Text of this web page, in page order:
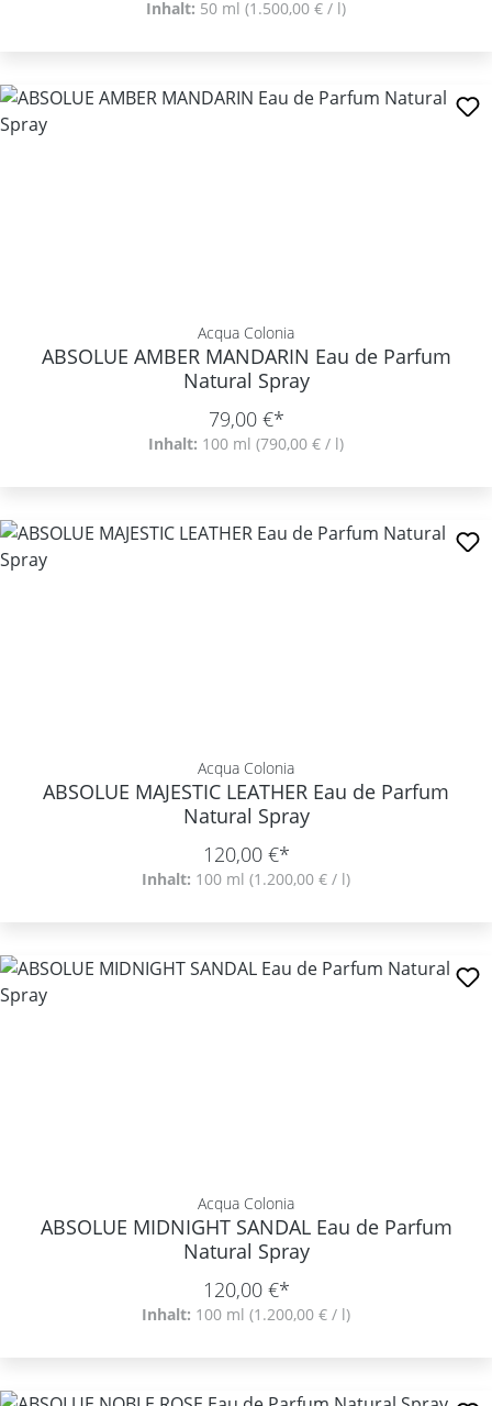
Inhalt: 50 ml (1.500,00 € / l)
Acqua Colonia
ABSOLUE AMBER MANDARIN Eau de Parfum
Natural Spray
79,00 €*
Inhalt: 100 ml (790,00 € / l)
Acqua Colonia
ABSOLUE MAJESTIC LEATHER Eau de Parfum
Natural Spray
120,00 €*
Inhalt: 100 ml (1.200,00 € / l)
Acqua Colonia
ABSOLUE MIDNIGHT SANDAL Eau de Parfum
Natural Spray
120,00 €*
Inhalt: 100 ml (1.200,00 € / l)